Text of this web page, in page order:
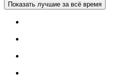
Показать лучшие за всё время